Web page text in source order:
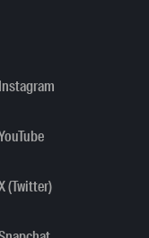
Instagram
(Twitter)